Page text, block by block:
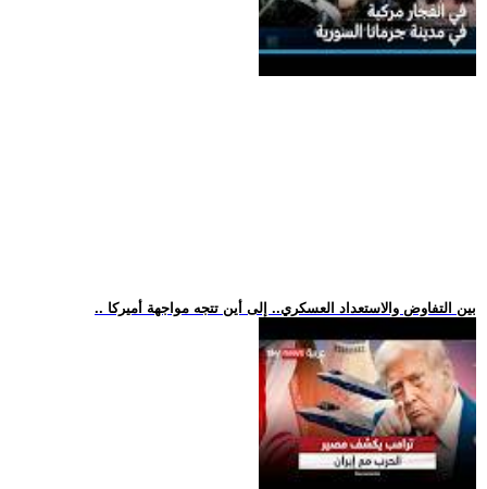
.. بين التفاوض والاستعداد العسكري.. إلى أين تتجه مواجهة أميركا